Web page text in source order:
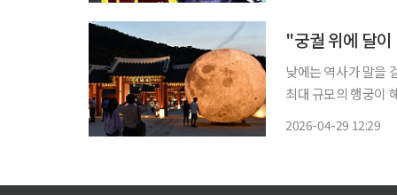
낮에는 역사가 말을
최대 규모의 행궁이
2026-04-29 12:29